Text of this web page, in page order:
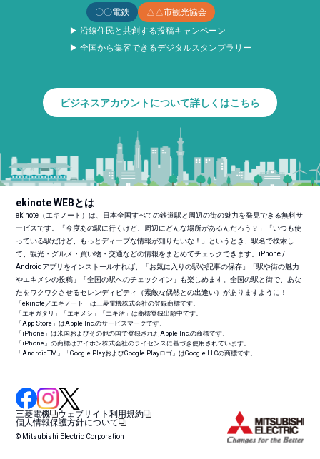
〇〇電鉄
△△市観光協会
▶ 沿線住民と共創する投稿キャンペーン
▶ 全国から集客できるデジタルスタンプラリー
ビジネスアカウントについて詳しくはこちら
ekinote WEBとは
ekinote（エキノート）は、日本全国すべての鉄道駅と周辺の街の魅力を発見できる無料サ
ービスです。「今度あの駅に行くけど、周辺にどんな場所があるんだろう？」「いつも使
っている駅だけど、もっとディープな情報が知りたいな！」というとき、駅名で検索し
て、観光・グルメ・買い物・交通などの情報をまとめてチェックできます。iPhone /
Androidアプリをインストールすれば、「お気に入りの駅や記事の保存」「駅や街の魅力
やエキメシの投稿」「全国の駅へのチェックイン」も楽しめます。全国の駅と街で、あな
たをワクワクさせるセレンディピティ（素敵な偶然との出逢い）がありますように！
「ekinote／エキノート」は三菱電機株式会社の登録商標です。
「エキガタリ」「エキメシ」「エキ活」は商標登録出願中です。
「App Store」はApple Inc.のサービスマークです。
「iPhone」は米国およびその他の国で登録されたApple Inc.の商標です。
「iPhone」の商標はアイホン株式会社のライセンスに基づき使用されています。
「AndroidTM 」「Google PlayおよびGoogle Playロゴ」はGoogle LLCの商標です。
三菱電機
ウェブサイト利用規約
個人情報保護方針について
© Mitsubishi Electric Corporation